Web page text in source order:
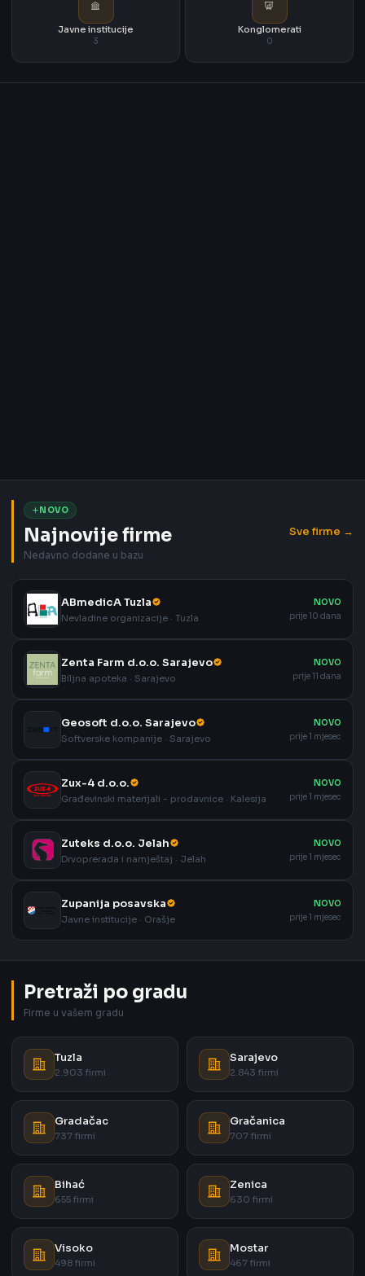
Javne institucije
3
Konglomerati
0
NOVO
Najnovije firme
Nedavno dodane u bazu
Sve firme →
ABmedicA Tuzla
Nevladine organizacije · Tuzla
NOVO
prije 10 dana
Zenta Farm d.o.o. Sarajevo
Biljna apoteka · Sarajevo
NOVO
prije 11 dana
Geosoft d.o.o. Sarajevo
Softverske kompanije · Sarajevo
NOVO
prije 1 mjesec
Zux-4 d.o.o.
Građevinski materijali - prodavnice · Kalesija
NOVO
prije 1 mjesec
Zuteks d.o.o. Jelah
Drvoprerada i namještaj · Jelah
NOVO
prije 1 mjesec
Zupanija posavska
Javne institucije · Orašje
NOVO
prije 1 mjesec
Pretraži po gradu
Firme u vašem gradu
Tuzla
2.903 firmi
Sarajevo
2.843 firmi
Gradačac
737 firmi
Gračanica
707 firmi
Bihać
655 firmi
Zenica
630 firmi
Visoko
498 firmi
Mostar
467 firmi